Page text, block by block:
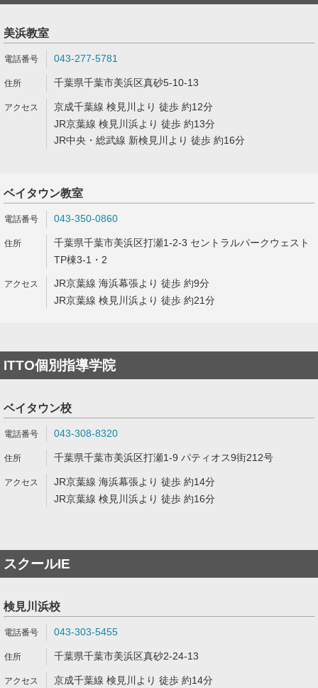
美浜教室
043-277-5781
千葉県千葉市美浜区真砂5-10-13
京成千葉線 検見川より 徒歩 約12分
JR京葉線 検見川浜より 徒歩 約13分
JR中央・総武線 新検見川より 徒歩 約16分
ベイタウン教室
043-350-0860
千葉県千葉市美浜区打瀬1-2-3 セントラルパークウェスト
TP棟3-1・2
JR京葉線 海浜幕張より 徒歩 約9分
JR京葉線 検見川浜より 徒歩 約21分
ITTO個別指導学院
ベイタウン校
043-308-8320
千葉県千葉市美浜区打瀬1-9 パティオス9街212号
JR京葉線 海浜幕張より 徒歩 約14分
JR京葉線 検見川浜より 徒歩 約16分
スクールIE
検見川浜校
043-303-5455
千葉県千葉市美浜区真砂2-24-13
京成千葉線 検見川より 徒歩 約14分